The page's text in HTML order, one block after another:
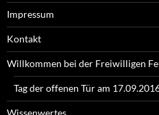
Impressum
Kontakt
Willkommen bei der Freiwilligen
Tag der offenen Tür am